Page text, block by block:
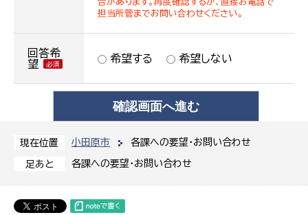
現在位置 小田原市 各課への要望・お問い合わせ
足あと 各課への要望・お問い合わせ
担当所管までお問い合わせください。
回答希
望
希望する 希望しない